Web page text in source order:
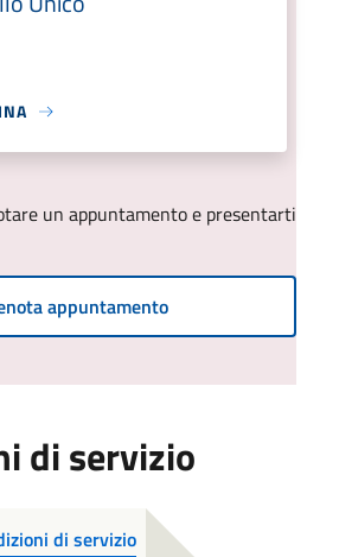
un appuntamento e presentarti
appuntamento
di servizio
di servizio